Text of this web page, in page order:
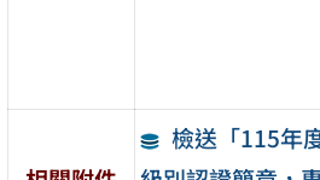
檢送「115年